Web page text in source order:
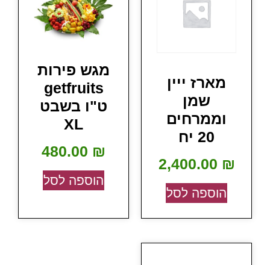
מארז ייין
שמן
וממרחים
20 יח
2,400.00 ₪
הוספה לסל
מגש פירות
getfruits
ט"ו בשבט
XL
480.00 ₪
הוספה לסל